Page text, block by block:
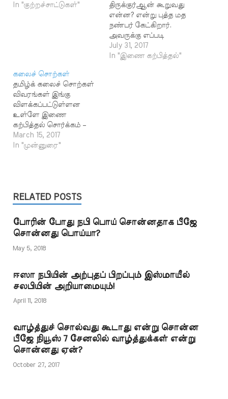
In "குற்றச்சாட்டுகள்"
திருக்குர்ஆன் கூறுவது
என்ன? என்று புத்த மத
நண்பர் கேட்கிறார்.
அவருக்கு எப்படி
விளக்கம் கூறுவது? -
இலங்கை எம்.ஜே.எம்.
July 31, 2017
In "இணை கற்பித்தல்"
கலைச் சொற்கள்
தமிழ்க் கலைச் சொற்கள்
விவரங்கள் இங்கு
விளக்கப்பட்டுள்ளன
உள்ளே இணை
கற்பித்தல் சொர்க்கம் –
சொர்க்கச் சோலைகள்
தூதர்கள் தொழுகை
அரபு கலைச் சொற்கள்
அல்லாஹ் அய்யூப்
அரஃபாத் அர்ஷ்
அல்யஸஃ அன்ஸார்
ஆதம் ஆது இஞ்சீல்
இஃதிகாஃப் இத்தா இத்ரீஸ்
இஸ்தப்ரக் இஸ்ராயீல்
இஸ்மாயீல் இஸ்ஹாக்
இஹ்ராம்…
March 15, 2017
In "முன்னுரை"
RELATED POSTS
போரின் போது நபி பொய் சொன்னதாக பீஜே
சொன்னது பொய்யா?
May 5, 2018
ஈஸா நபியின் அற்புதப் பிறப்பும் இஸ்மாயீல்
சலபியின் அறியாமையும்!
April 11, 2018
வாழ்த்துச் சொல்வது கூடாது என்று சொன்ன
பீஜே நியூஸ் 7 சேனலில் வாழ்த்துக்கள் என்று
சொன்னது ஏன்?
October 27, 2017